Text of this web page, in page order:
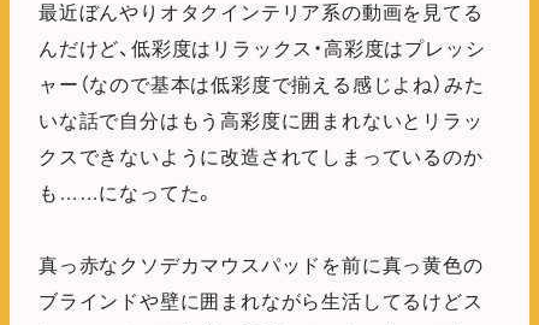
最近ぼんやりオタクインテリア系の動画を見てる
んだけど、低彩度はリラックス・高彩度はプレッシ
ャー（なので基本は低彩度で揃える感じよね）みた
いな話で自分はもう高彩度に囲まれないとリラッ
クスできないように改造されてしまっているのか
も……になってた。
真っ赤なクソデカマウスパッドを前に真っ黄色の
ブラインドや壁に囲まれながら生活してるけどス